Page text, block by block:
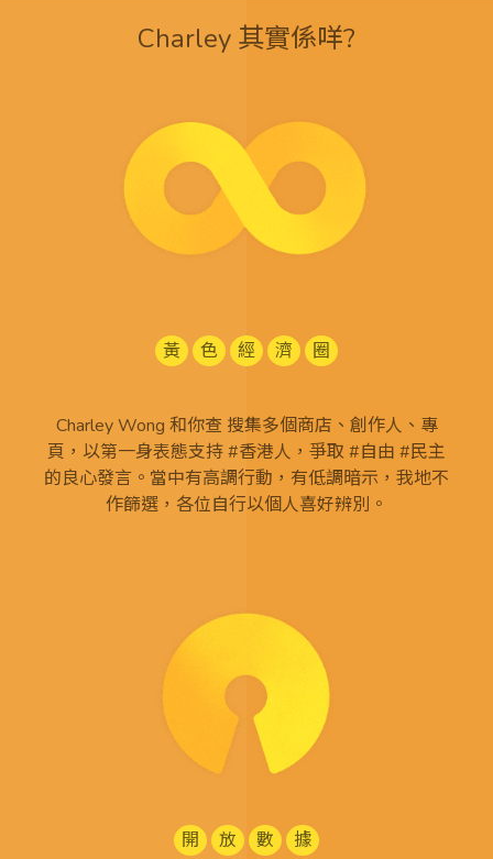
Charley 其實係咩?
黃 色 經 濟 圈
Charley Wong 和你查 搜集多個商店、創作人、專
頁，以第一身表態支持 #香港人，爭取 #自由 #民主
的良心發言。當中有高調行動，有低調暗示，我地不
作篩選，各位自行以個人喜好辨別。
開 放 數
據